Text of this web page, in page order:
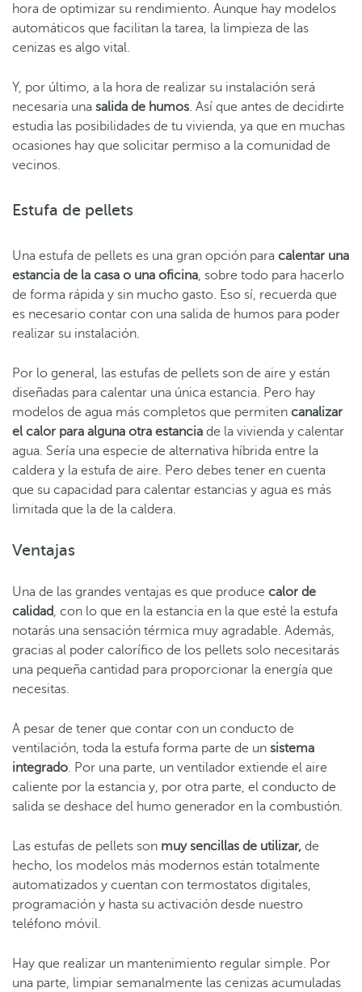
hora de optimizar su rendimiento. Aunque hay modelos
automáticos que facilitan la tarea, la limpieza de las
cenizas es algo vital.
Y, por último, a la hora de realizar su instalación será
necesaria una salida de humos . Así que antes de decidirte
estudia las posibilidades de tu vivienda, ya que en muchas
ocasiones hay que solicitar permiso a la comunidad de
vecinos.
Estufa de pellets
Una estufa de pellets es una gran opción para calentar una
estancia de la casa o una oficina , sobre todo para hacerlo
de forma rápida y sin mucho gasto. Eso sí, recuerda que
es necesario contar con una salida de humos para poder
realizar su instalación.
Por lo general, las estufas de pellets son de aire y están
diseñadas para calentar una única estancia. Pero hay
modelos de agua más completos que permiten canalizar
el calor para alguna otra estancia de la vivienda y calentar
agua. Sería una especie de alternativa híbrida entre la
caldera y la estufa de aire. Pero debes tener en cuenta
que su capacidad para calentar estancias y agua es más
limitada que la de la caldera.
Ventajas
Una de las grandes ventajas es que produce calor de
calidad , con lo que en la estancia en la que esté la estufa
notarás una sensación térmica muy agradable. Además,
gracias al poder calorífico de los pellets solo necesitarás
una pequeña cantidad para proporcionar la energía que
necesitas.
A pesar de tener que contar con un conducto de
ventilación, toda la estufa forma parte de un sistema
integrado . Por una parte, un ventilador extiende el aire
caliente por la estancia y, por otra parte, el conducto de
salida se deshace del humo generador en la combustión.
Las estufas de pellets son muy sencillas de utilizar, de
hecho, los modelos más modernos están totalmente
automatizados y cuentan con termostatos digitales,
programación y hasta su activación desde nuestro
teléfono móvil.
Hay que realizar un mantenimiento regular simple. Por
una parte, limpiar semanalmente las cenizas acumuladas